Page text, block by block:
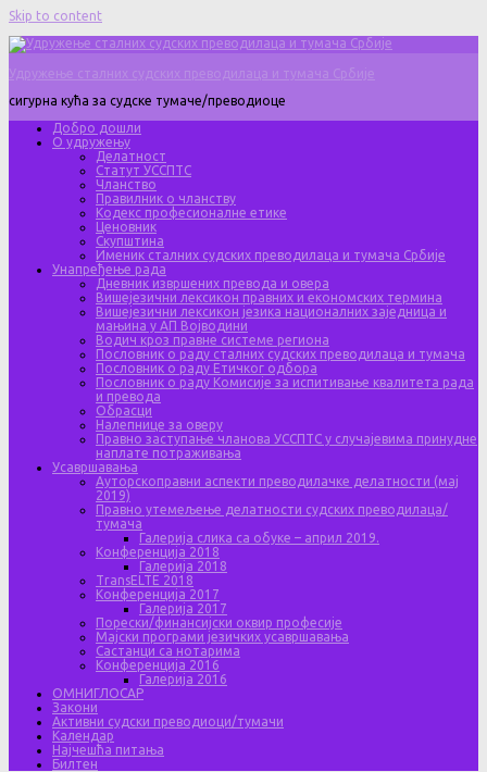
Skip to content
Удружење сталних судских преводилаца и тумача Србије
сигурна кућа за судске тумаче/преводиоце
Добро дошли
О удружењу
Делатност
Статут УССПТС
Чланство
Правилник о чланству
Кодекс професионалне етике
Ценовник
Скупштина
Именик сталних судских преводилаца и тумача Србије
Унапређење рада
Дневник извршених превода и овера
Вишејезични лексикон правних и економских термина
Вишејезични лексикон језика националних заједница и
мањина у АП Војводини
Водич кроз правне системе региона
Пословник о раду сталних судских преводилаца и тумача
Пословник о раду Етичког одбора
Пословник о раду Комисије за испитивање квалитета рада
и превода
Обрасци
Налепнице за оверу
Правно заступање чланова УССПТС у случајевима принудне
наплате потраживања
Усавршавања
Ауторскоправни аспекти преводилачке делатности (мај
2019)
Правно утемељење делатности судских преводилаца/
тумача
Галерија слика са обуке – април 2019.
Конференција 2018
Галерија 2018
TransELTE 2018
Конференција 2017
Галерија 2017
Порески/финансијски оквир професије
Мајски програми језичких усавршавања
Састанци са нотарима
Конференција 2016
Галерија 2016
ОМНИГЛОСАР
Закони
Активни судски преводиоци/тумачи
Календар
Најчешћа питања
Билтен